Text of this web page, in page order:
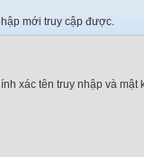
mới truy cập được.
xác tên truy nhập và mật